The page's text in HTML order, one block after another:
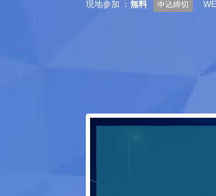
現地参加 ： 無料 申込締切